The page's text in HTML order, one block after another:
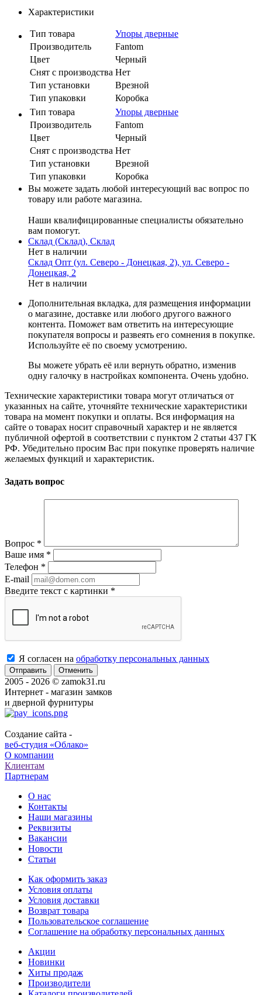
Характеристики
Тип товара
Упоры дверные
Производитель
Fantom
Цвет
Черный
Cнят с производства Нет
Тип установки
Врезной
Тип упаковки
Коробка
Тип товара
Упоры дверные
Производитель
Fantom
Цвет
Черный
Cнят с производства Нет
Тип установки
Врезной
Тип упаковки
Коробка
Вы можете задать любой интересующий вас вопрос по
товару или работе магазина.
Наши квалифицированные специалисты обязательно
вам помогут.
Склад (Склад), Склад
Нет в наличии
Склад Опт (ул. Северо - Донецкая, 2), ул. Северо -
Донецкая, 2
Нет в наличии
Дополнительная вкладка, для размещения информации
о магазине, доставке или любого другого важного
контента. Поможет вам ответить на интересующие
покупателя вопросы и развеять его сомнения в покупке.
Используйте её по своему усмотрению.
Вы можете убрать её или вернуть обратно, изменив
одну галочку в настройках компонента. Очень удобно.
Технические характеристики товара могут отличаться от
указанных на сайте, уточняйте технические характеристики
товара на момент покупки и оплаты. Вся информация на
сайте о товарах носит справочный характер и не является
публичной офертой в соответствии с пунктом 2 статьи 437 ГК
РФ. Убедительно просим Вас при покупке проверять наличие
желаемых функций и характеристик.
Задать вопрос
Вопрос *
Ваше имя *
Телефон *
E-mail
Введите текст с картинки *
Я согласен на обработку персональных данных
Отменить
2005 - 2026 © zamok31.ru
Интернет - магазин замков
и дверной фурнитуры
Создание сайта -
веб-студия «Облако»
О компании
Клиентам
Партнерам
О нас
Контакты
Наши магазины
Реквизиты
Вакансии
Новости
Статьи
Как оформить заказ
Условия оплаты
Условия доставки
Возврат товара
Пользовательское соглашение
Соглашение на обработку персональных данных
Акции
Новинки
Хиты продаж
Производители